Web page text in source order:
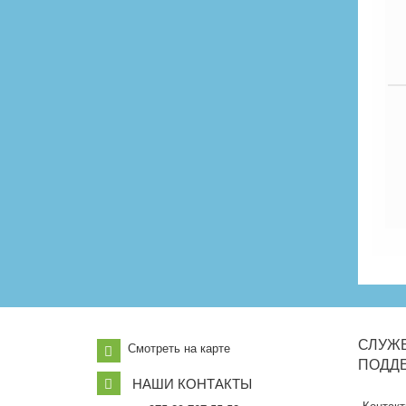
Смотреть на карте
НАШИ КОНТАКТЫ